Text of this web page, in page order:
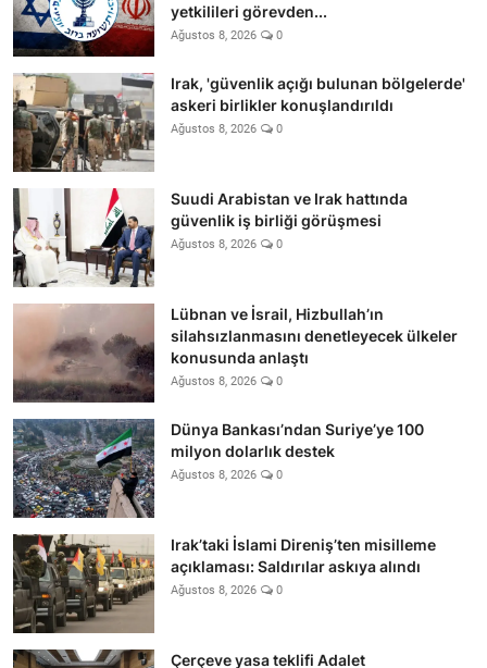
yetkilileri görevden...
Ağustos 8, 2026 0
Irak, 'güvenlik açığı bulunan bölgelerde'
askeri birlikler konuşlandırıldı
Ağustos 8, 2026 0
Suudi Arabistan ve Irak hattında
güvenlik iş birliği görüşmesi
Ağustos 8, 2026 0
Lübnan ve İsrail, Hizbullah’ın
silahsızlanmasını denetleyecek ülkeler
konusunda anlaştı
Ağustos 8, 2026 0
Dünya Bankası’ndan Suriye’ye 100
milyon dolarlık destek
Ağustos 8, 2026 0
Irak’taki İslami Direniş’ten misilleme
açıklaması: Saldırılar askıya alındı
Ağustos 8, 2026 0
Çerçeve yasa teklifi Adalet